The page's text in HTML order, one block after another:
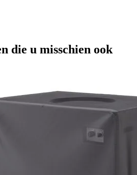
die u misschien ook